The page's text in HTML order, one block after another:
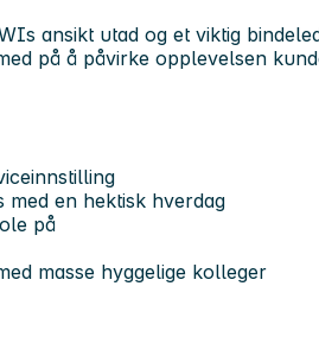
ansikt utad og et viktig
på å påvirke opplevelsen
med en hektisk hverdag
på
masse hyggelige kolleger